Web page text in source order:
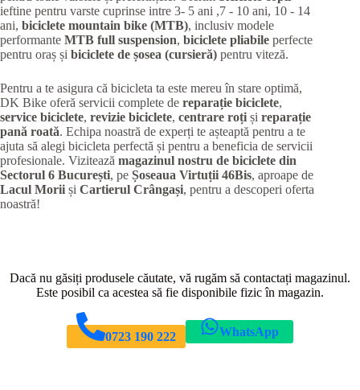
ieftine pentru varste cuprinse intre 3- 5 ani ,7 - 10 ani, 10 - 14
ani, biciclete mountain bike (MTB), inclusiv modele
performante MTB full suspension, biciclete pliabile perfecte
pentru oraș și biciclete de șosea (cursieră) pentru viteză.
Pentru a te asigura că bicicleta ta este mereu în stare optimă,
DK Bike oferă servicii complete de reparație biciclete,
service biciclete, revizie biciclete, centrare roți și reparație
pană roată. Echipa noastră de experți te așteaptă pentru a te
ajuta să alegi bicicleta perfectă și pentru a beneficia de servicii
profesionale. Vizitează magazinul nostru de biciclete din
Sectorul 6 București, pe Șoseaua Virtuții 46Bis, aproape de
Lacul Morii și Cartierul Crângași, pentru a descoperi oferta
noastră!
Dacă nu găsiți produsele căutate, vă rugăm să contactați magazinul.
Este posibil ca acestea să fie disponibile fizic în magazin.
0723 190 222 WhatsApp